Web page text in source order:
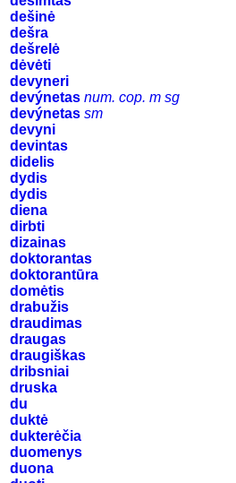
dešinė
dešra
dešrelė
dėvėti
devyneri
devýnetas num. cop. m sg
devýnetas sm
devyni
devintas
didelis
dydis
dydis
diena
dirbti
dizainas
doktorantas
doktorantūra
domėtis
drabužis
draudimas
draugas
draugiškas
dribsniai
druska
du
duktė
dukterėčia
duomenys
duona